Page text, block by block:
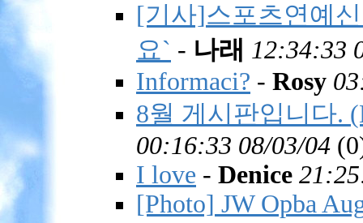
[기사]스포츠연예
요` - 나래 12:34:33
Informaci? - Rosy
8월 게시판입니다.
00:16:33 08/03/04 (
I love - Denice
[Photo] JW Opba